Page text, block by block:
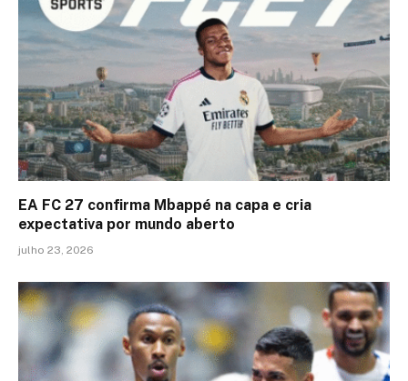
EA FC 27 confirma Mbappé na capa e cria
expectativa por mundo aberto
julho 23, 2026